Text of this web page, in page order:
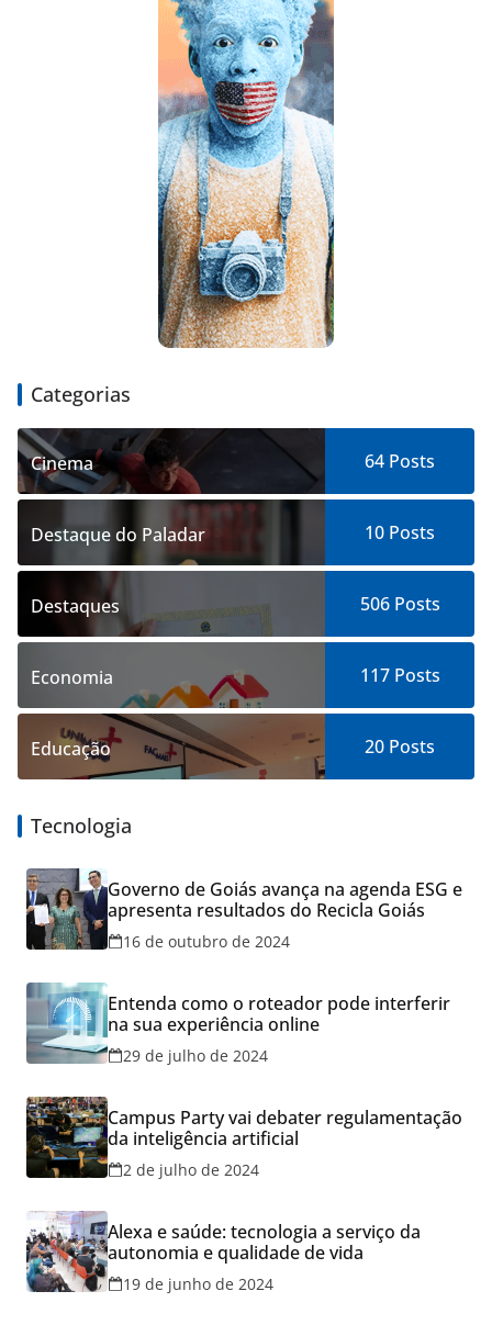
Categorias
Cinema 64 Posts
Destaque do Paladar 10 Posts
Destaques 506Posts
Economia 117Posts
Educação 20 Posts
Tecnologia
Governo de Goiás avança na agenda ESG e
apresenta resultados do Recicla Goiás
16 de outubro de 2024
Entenda como o roteador pode interferir
na sua experiência online
29 de julho de 2024
Campus Party vai debater regulamentação
da inteligência artificial
2 de julho de 2024
Alexa e saúde: tecnologia a serviço da
autonomia e qualidade de vida
19 de junho de 2024